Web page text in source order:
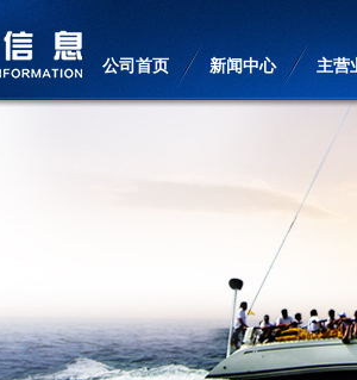
公司首页 新闻中心 主营